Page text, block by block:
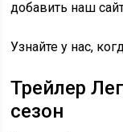
добавить наш
Узнайте у нас,
Трейлер
сезон